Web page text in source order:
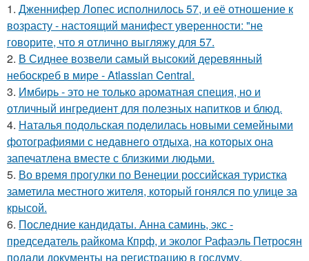
1. Дженнифер Лопес исполнилось 57, и её отношение к
возрасту - настоящий манифест уверенности: "не
говорите, что я отлично выгляжу для 57.
2. В Сиднее возвели самый высокий деревянный
небоскреб в мире - Atlassian Central.
3. Имбирь - это не только ароматная специя, но и
отличный ингредиент для полезных напитков и блюд.
4. Наталья подольская поделилась новыми семейными
фотографиями с недавнего отдыха, на которых она
запечатлена вместе с близкими людьми.
5. Во время прогулки по Венеции российская туристка
заметила местного жителя, который гонялся по улице за
крысой.
6. Последние кандидаты. Анна саминь, экс -
председатель райкома Кпрф, и эколог Рафаэль Петросян
подали документы на регистрацию в госдуму.